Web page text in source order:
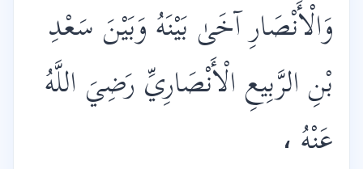
وَالْأَنْصَارِ آخَىٰ بَيْنَهُ وَبَيْنَ سَعْدِ
بْنِ الرَّبِيعِ الْأَنْصَارِيِّ رَضِيَ اللَّهُ
عَنْهُ ،